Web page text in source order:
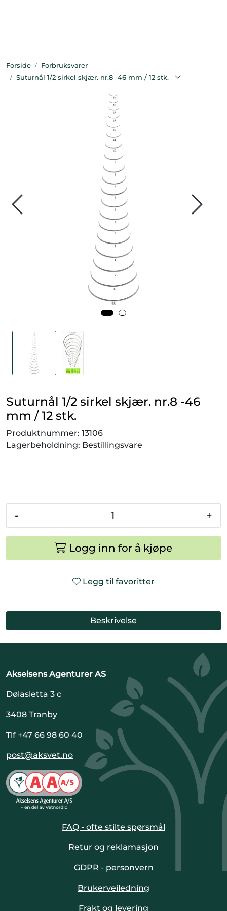
Forside
Forbruksvarer
Suturnål 1/2 sirkel skjær. nr.8 -46 mm / 12 stk.
Suturnål 1/2 sirkel skjær. nr.8 -46
mm / 12 stk.
Produktnummer: 13106
Lagerbeholdning: Bestillingsvare
- +
Logg inn for å kjøpe
Legg til favoritter
Beskrivelse
Akselsens Agenturer AS
Dølasletta 3 c
3408 Tranby
Tlf +47 66 98 60 40
post@aksvet.no
FAQ - ofte stilte spørsmål
Retur og reklamasjon
GDPR - personvern
Brukerveiledning
Frakt og levering
Diagnostikk
Produksjonsdyr
Videresalgsprodukter
Gammalt nytt